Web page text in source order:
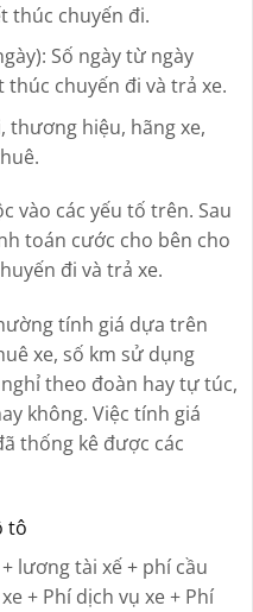
thúc chuyến đi.
Số ngày từ ngày
thúc chuyến đi và trả xe.
thương hiệu, hãng xe,
vào các yếu tố trên. Sau
toán cước cho bên cho
đi và trả xe.
tính giá dựa trên
xe, số km sử dụng
theo đoàn hay tự túc,
không. Việc tính giá
thống kê được các
tô
lương tài xế + phí cầu
+ Phí dịch vụ xe + Phí